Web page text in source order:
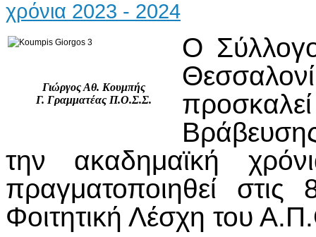
Γιώργος Αθ. Κουμπής
Γ. Γραμματέας Π.Ο.Σ.Σ.
Ο
την ακαδημαϊκή
πραγματοποιηθεί
Φοιτητική Λέσχη του